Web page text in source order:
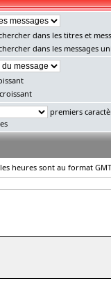
dans les titres et
dans les messages
premiers
heures sont au format